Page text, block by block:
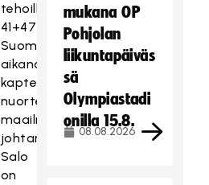
tehoilla
41+47=88.
Suomen
aikanaan
kapteenina
nuorten
maailmanmestariksi
johtanut
Salo
on
mukana OP
Pohjolan
liikuntapäiväs
sä
Olympiastadi
onilla 15.8.
08.08.2026